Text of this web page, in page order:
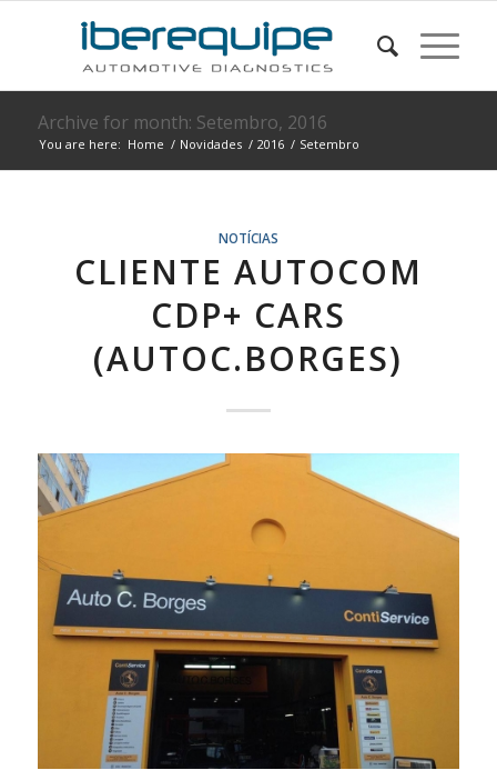
Archive for month: Setembro, 2016
You are here: Home / Novidades / 2016 / Setembro
NOTÍCIAS
CLIENTE AUTOCOM
CDP+ CARS
(AUTOC.BORGES)